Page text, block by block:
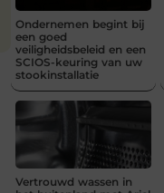
Ondernemen begint bij
een goed
veiligheidsbeleid en een
SCIOS-keuring van uw
stookinstallatie
Vertrouwd wassen in